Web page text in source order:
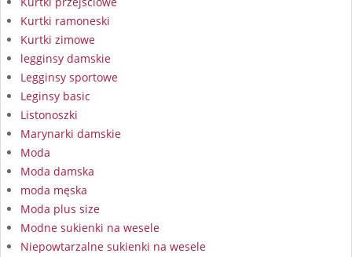
Kurtki ramoneski
Kurtki zimowe
legginsy damskie
Legginsy sportowe
Leginsy basic
Listonoszki
Marynarki damskie
Moda
Moda damska
moda męska
Moda plus size
Modne sukienki na wesele
Niepowtarzalne sukienki na wesele